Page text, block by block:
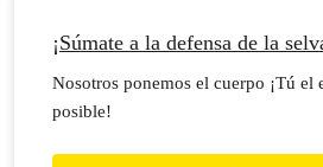
¡Súmate a la defensa de la
Nosotros ponemos el cuerpo ¡Tú el
posible!